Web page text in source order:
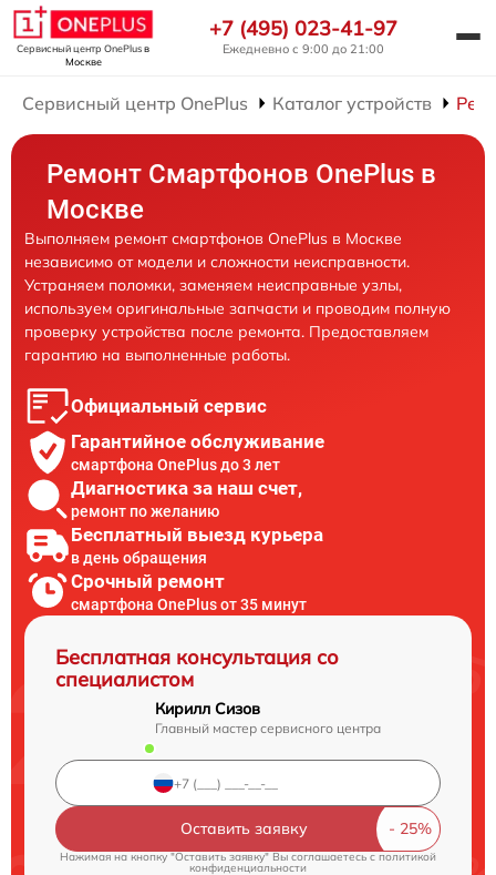
Сервисный центр OnePlusв
Москве
+7 (495) 023-41-97
Ежедневно с 9:00 до 21:00
Сервисный центр OnePlus Каталог устройств
Ремонт Смартфонов OnePlus в
Москве
Выполняем ремонт смартфонов OnePlus в Москве
независимо от модели и сложности неисправности.
Устраняем поломки, заменяем неисправные узлы,
используем оригинальные запчасти и проводим полную
проверку устройства после ремонта. Предоставляем
гарантию на выполненные работы.
Официальный сервис
Гарантийное обслуживание
смартфона OnePlus до 3 лет
Диагностика за наш счет,
ремонт по желанию
Бесплатный выезд курьера
в день обращения
Срочный ремонт
смартфона OnePlus от 35 минут
Бесплатная консультация со
специалистом
Кирилл Сизов
Главный мастер сервисного центра
Оставить заявку
Нажимая на кнопку "Оставить заявку" Вы соглашаетесь c политикой
конфиденциальности